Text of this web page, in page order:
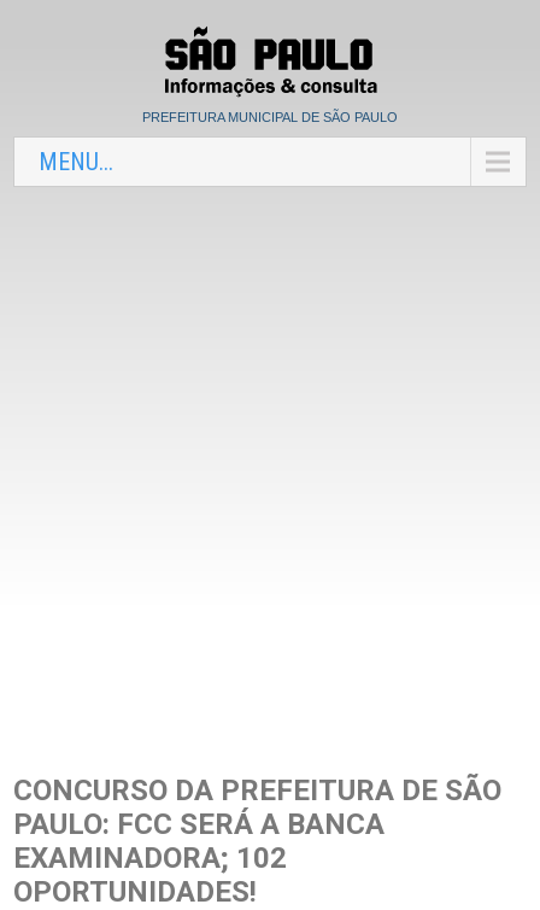
PREFEITURA MUNICIPAL DE SÃO PAULO
MENU...
CONCURSO DA PREFEITURA DE SÃO
PAULO: FCC SERÁ A BANCA
EXAMINADORA; 102
OPORTUNIDADES!